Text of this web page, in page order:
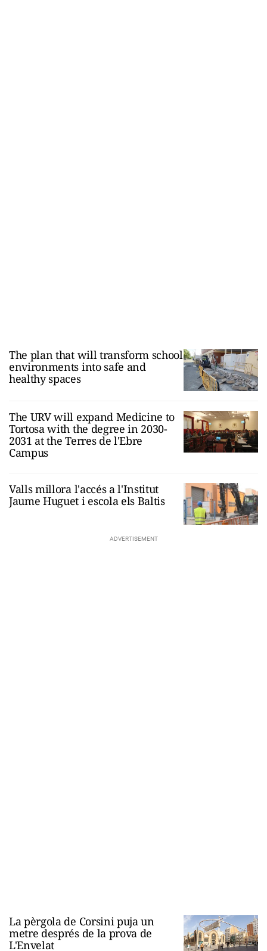
The plan that will transform school
environments into safe and
healthy spaces
The URV will expand Medicine to
Tortosa with the degree in 2030-
2031 at the Terres de l'Ebre
Campus
Valls millora l'accés a l'Institut
Jaume Huguet i escola els Baltis
La pèrgola de Corsini puja un
metre després de la prova de
L'Envelat